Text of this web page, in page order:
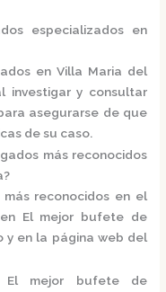
especializados en
en Villa Maria del
investigar y consultar
asegurarse de que
de su caso.
más reconocidos
reconocidos en el
El mejor bufete de
y en la página web del
El mejor bufete de